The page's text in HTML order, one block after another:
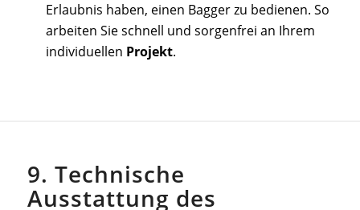
Erlaubnis haben, einen Bagger zu bedienen. So
arbeiten Sie schnell und sorgenfrei an Ihrem
individuellen Projekt.
9. Technische
Ausstattung des